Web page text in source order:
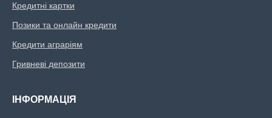
Кредитні картки
Позики та онлайн кредити
Кредити аграріям
Гривневі депозити
ІНФОРМАЦІЯ